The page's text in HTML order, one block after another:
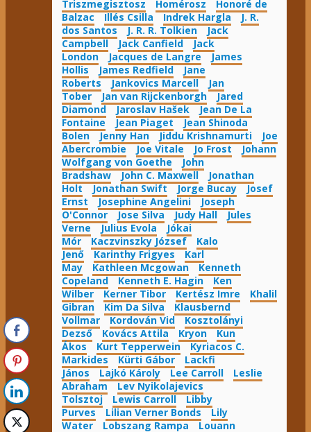
Triszmegisztosz
Homérosz
Honoré de
Balzac
Illés Csilla Indrek Hargla
J. R.
dos Santos
J. R. R. Tolkien
Jack
Campbell
Jack Canfield
Jack
London
Jacques de Langre
James
Hollis
James Redfield
Jane
Roberts
Jankovics Marcell
Jan
Tober
Jan van Rijckenborgh
Jared
Diamond
Jaroslav Hašek
Jean De La
Fontaine
Jean Piaget
Jean Shinoda
Bolen
Jenny Han Jiddu Krishnamurti
Joe
Abercrombie
Joe Vitale Jo Frost
Johann
Wolfgang von Goethe
John
Bradshaw
John C. Maxwell
Jonathan
Holt
Jonathan Swift Jorge Bucay
Josef
Ernst
Josephine Angelini
Joseph
O'Connor
Jose Silva Judy Hall
Jules
Verne
Julius Evola
Jókai
Mór
Kaczvinszky József
Kalo
Jenő
Karinthy Frigyes
Karl
May
Kathleen Mcgowan
Kenneth
Copeland
Kenneth E. Hagin
Ken
Wilber
Kerner Tibor Kertész Imre
Khalil
Gibran
Kim Da Silva
Klausbernd
Vollmar
Kordován Vid
Kosztolányi
Dezső
Kovács Attila Kryon
Kun
Ákos
Kurt Tepperwein
Kyriacos C.
Markides
Kürti Gábor
Lackfi
János
Lajkó Károly Lee Carroll
Leslie
Abraham
Lev Nyikolajevics
Tolsztoj
Lewis Carroll
Libby
Purves
Lilian Verner Bonds
Lily
Water
Lobszang Rampa Louann